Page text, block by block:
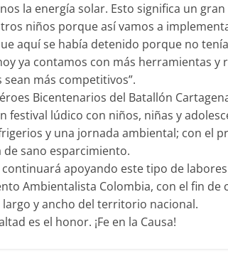
la energía solar. Esto significa un
niños porque así vamos a
aquí se había detenido porque no
ya contamos con más herramientas y
más competitivos”.
Bicentenarios del Batallón
festival lúdico con niños, niñas y
y una jornada ambiental; con el
sano esparcimiento.
continuará apoyando este tipo de
Ambientalista Colombia, con el fin
largo y ancho del territorio nacional.
es el honor. ¡Fe en la Causa!